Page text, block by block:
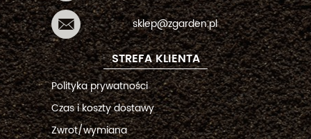
sklep@zgarden.pl
STREFA KLIENTA
Polityka prywatności
Czas i koszty dostawy
Zwrot/wymiana